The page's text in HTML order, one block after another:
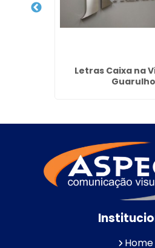
Letras Caixa na
Home